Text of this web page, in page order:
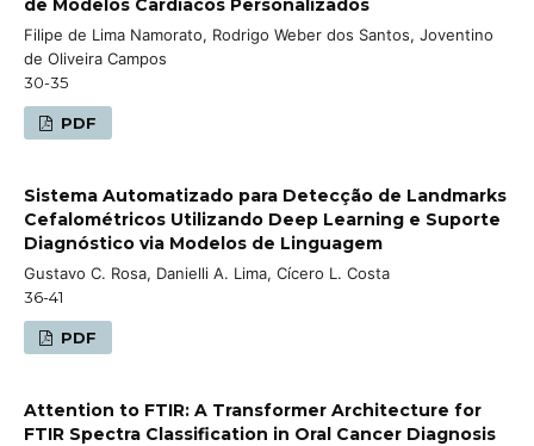
de Modelos Cardíacos Personalizados
Filipe de Lima Namorato, Rodrigo Weber dos Santos, Joventino
de Oliveira Campos
30-35
PDF
Sistema Automatizado para Detecção de Landmarks
Cefalométricos Utilizando Deep Learning e Suporte
Diagnóstico via Modelos de Linguagem
Gustavo C. Rosa, Danielli A. Lima, Cícero L. Costa
36-41
PDF
Attention to FTIR: A Transformer Architecture for
FTIR Spectra Classification in Oral Cancer Diagnosis